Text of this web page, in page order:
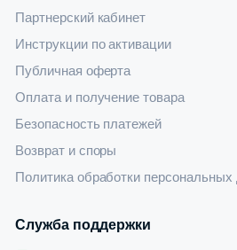
Партнерский кабинет
Инструкции по активации
Публичная оферта
Оплата и получение товара
Безопасность платежей
Возврат и споры
Политика обработки
Служба поддержки